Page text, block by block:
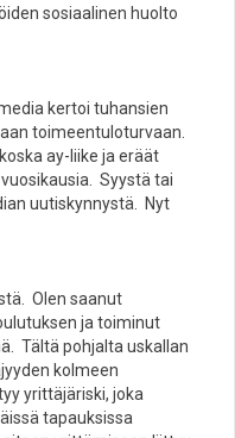
sosiaalinen huolto
kertoi tuhansien
toimeentuloturvaan.
ay-liike ja eräät
Syystä tai
uutiskynnystä. Nyt
Olen saanut
ja toiminut
Tältä pohjalta uskallan
kolmeen
yrittäjäriski, joka
tapauksissa